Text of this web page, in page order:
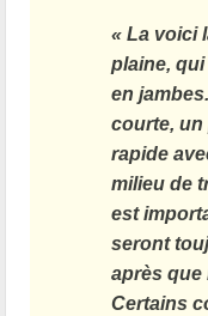
« La voici
plaine,
en
courte, un
rapide
milieu de
est
seront
après que
Certains